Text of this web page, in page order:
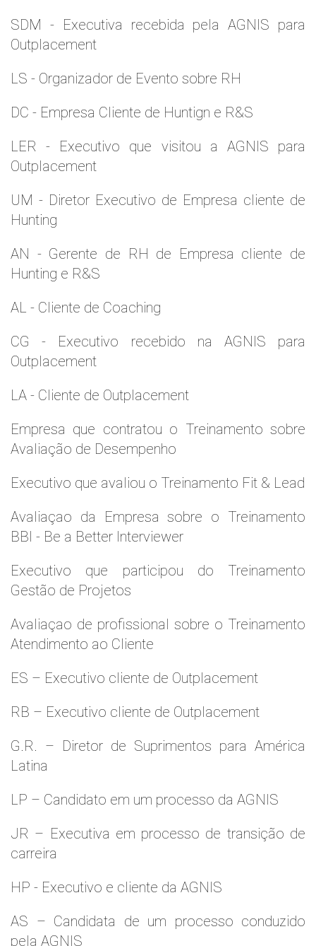
SDM - Executiva recebida pela AGNIS para
Outplacement
LS - Organizador de Evento sobre RH
DC - Empresa Cliente de Huntign e R&S
LER - Executivo que visitou a AGNIS para
Outplacement
UM - Diretor Executivo de Empresa cliente de
Hunting
AN - Gerente de RH de Empresa cliente de
Hunting e R&S
AL - Cliente de Coaching
CG - Executivo recebido na AGNIS para
Outplacement
LA - Cliente de Outplacement
Empresa que contratou o Treinamento sobre
Avaliação de Desempenho
Executivo que avaliou o Treinamento Fit & Lead
Avaliaçao da Empresa sobre o Treinamento
BBI - Be a Better Interviewer
Executivo que participou do Treinamento
Gestão de Projetos
Avaliaçao de profissional sobre o Treinamento
Atendimento ao Cliente
ES – Executivo cliente de Outplacement
RB – Executivo cliente de Outplacement
G.R. – Diretor de Suprimentos para América
Latina
LP – Candidato em um processo da AGNIS
JR – Executiva em processo de transição de
carreira
HP - Executivo e cliente da AGNIS
AS – Candidata de um processo conduzido
pela AGNIS